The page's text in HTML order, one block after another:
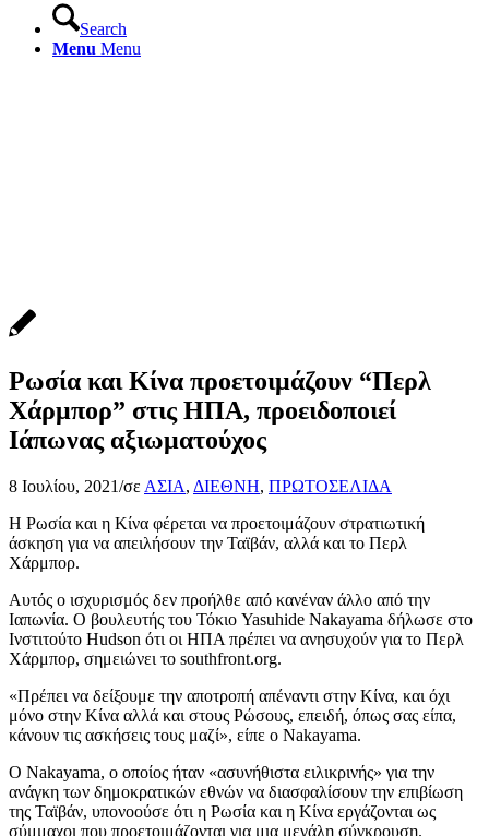
Search
Menu Menu
Ρωσία και Κίνα προετοιμάζουν “Περλ
Χάρμπορ” στις ΗΠΑ, προειδοποιεί
Ιάπωνας αξιωματούχος
8 Ιουλίου, 2021/σε ΑΣΙΑ, ΔΙΕΘΝΗ, ΠΡΩΤΟΣΕΛΙΔΑ
Η Ρωσία και η Κίνα φέρεται να προετοιμάζουν στρατιωτική
άσκηση για να απειλήσουν την Ταϊβάν, αλλά και το Περλ
Χάρμπορ.
Αυτός ο ισχυρισμός δεν προήλθε από κανέναν άλλο από την
Ιαπωνία. Ο βουλευτής του Τόκιο Yasuhide Nakayama δήλωσε στο
Ινστιτούτο Hudson ότι οι ΗΠΑ πρέπει να ανησυχούν για το Περλ
Χάρμπορ, σημειώνει το southfront.org.
«Πρέπει να δείξουμε την αποτροπή απέναντι στην Κίνα, και όχι
μόνο στην Κίνα αλλά και στους Ρώσους, επειδή, όπως σας είπα,
κάνουν τις ασκήσεις τους μαζί», είπε ο Nakayama.
Ο Nakayama, ο οποίος ήταν «ασυνήθιστα ειλικρινής» για την
ανάγκη των δημοκρατικών εθνών να διασφαλίσουν την επιβίωση
της Ταϊβάν, υπονοούσε ότι η Ρωσία και η Κίνα εργάζονται ως
σύμμαχοι που προετοιμάζονται για μια μεγάλη σύγκρουση.